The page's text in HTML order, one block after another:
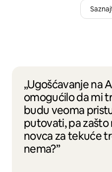
„Ugošćavanje na
omogućilo da mi
budu veoma
putovati, pa
novca za tekuće
nema?”